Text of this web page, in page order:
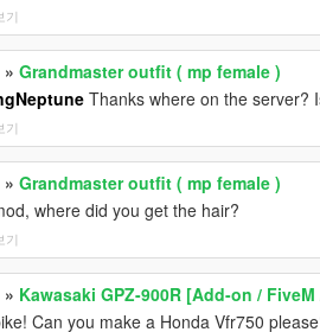
기
» Grandmaster outfit ( mp female )
Thanks where on the server?
기
» Grandmaster outfit ( mp female )
where did you get the hair?
기
» Kawasaki GPZ-900R [Add-on /
Can you make a Honda Vfr750